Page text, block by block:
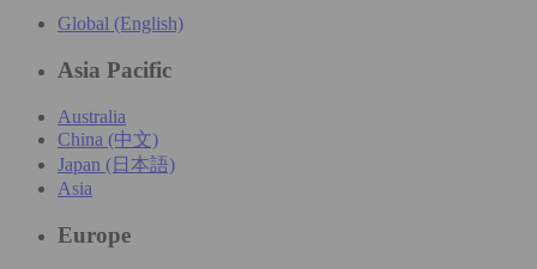
Global (English)
Asia Pacific
Australia
China (中文)
Japan (日本語)
Asia
Europe